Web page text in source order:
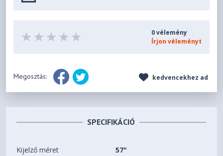
0 vélemény
Írjon véleményt
Megosztás: kedvencekhez ad
SPECIFIKÁCIÓ
Kijelző méret 57"